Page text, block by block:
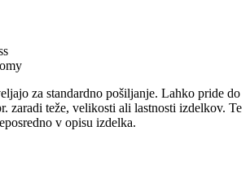
za standardno pošiljanje. Lahko pride do
zaradi teže, velikosti ali lastnosti izdelkov. Te
v opisu izdelka.